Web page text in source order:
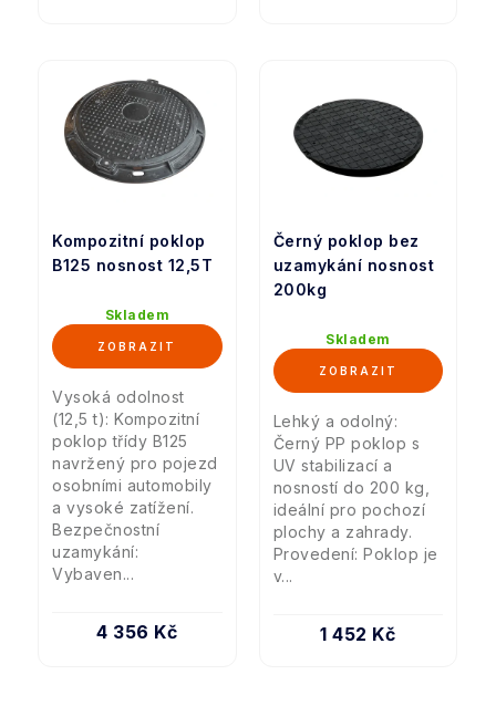
Kompozitní poklop
B125 nosnost 12,5T
Skladem
4 356 Kč
Vysoká odolnost
(12,5 t): Kompozitní
poklop třídy B125
navržený pro pojezd
osobními automobily
a vysoké zatížení.
Bezpečnostní
uzamykání:
Vybaven...
Černý poklop bez
uzamykání nosnost
200kg
Skladem
1 452 Kč
Lehký a odolný:
Černý PP poklop s
UV stabilizací a
nosností do 200 kg,
ideální pro pochozí
plochy a zahrady.
Provedení: Poklop je
v...